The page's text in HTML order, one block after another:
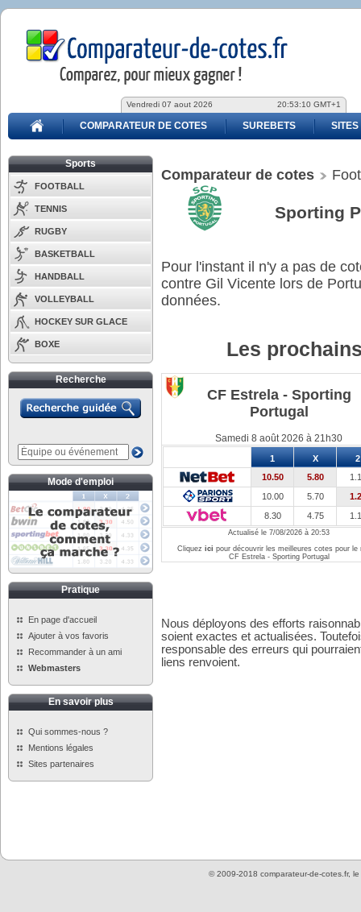
Vendredi 07 aout 2026 20:53:10 GMT+1
COMPARATEUR DE COTES SUREBETS SITES
Sports
FOOTBALL
TENNIS
RUGBY
BASKETBALL
HANDBALL
VOLLEYBALL
HOCKEY SUR GLACE
BOXE
Recherche
Mode d'emploi
Pratique
En page d'accueil
Ajouter à vos favoris
Recommander à un ami
Webmasters
En savoir plus
Qui sommes-nous ?
Mentions légales
Sites partenaires
Comparateur de cotes
Sporting
Pour l'instant il n'y a pas de
contre Gil Vicente lors de
données.
Les
CF Estrela - Sporting
Portugal
Samedi 8 août 2026 à 21h30
1 X
2
10.50
5.80
10.00
5.70
8.30
4.75
Actualisé le 7/08/2026 à 20:53
Cliquez ici pour découvrir les meilleures cotes pour le
CF Estrela - Sporting Portugal
Nous déployons des efforts
soient exactes et actualisées.
responsable des erreurs qui
liens renvoient.
© 2009-2018 comparateur-de-cotes.fr, le